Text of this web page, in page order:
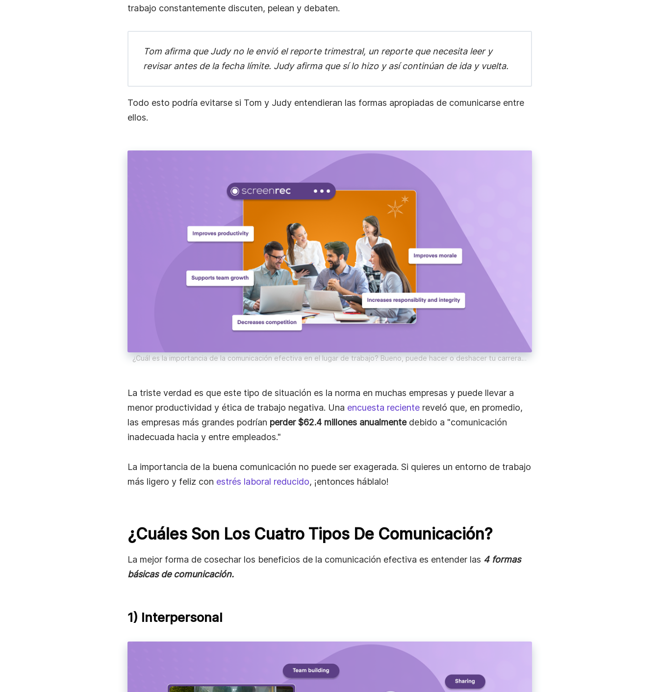
trabajo constantemente discuten, pelean y debaten.
Tom afirma que Judy no le envió el reporte trimestral, un reporte que necesita leer y
revisar antes de la fecha límite. Judy afirma que sí lo hizo y así continúan de ida y vuelta.
Todo esto podría evitarse si Tom y Judy entendieran las formas apropiadas de comunicarse entre
ellos.
¿Cuál es la importancia de la comunicación efectiva en el lugar de trabajo? Bueno, puede hacer o deshacer tu carrera…
La triste verdad es que este tipo de situación es la norma en muchas empresas y puede llevar a
menor productividad y ética de trabajo negativa. Una encuesta recientereveló que, en promedio,
las empresas más grandes podrían perder $62.4 millones anualmentedebido a "comunicación
inadecuada hacia y entre empleados."
La importancia de la buena comunicación no puede ser exagerada. Si quieres un entorno de trabajo
más ligero y feliz con estrés laboral reducido, ¡entonces háblalo!
¿Cuáles Son Los Cuatro Tipos De Comunicación?
La mejor forma de cosechar los beneficios de la comunicación efectiva es entender las 4 formas
básicas de comunicación.
1) Interpersonal